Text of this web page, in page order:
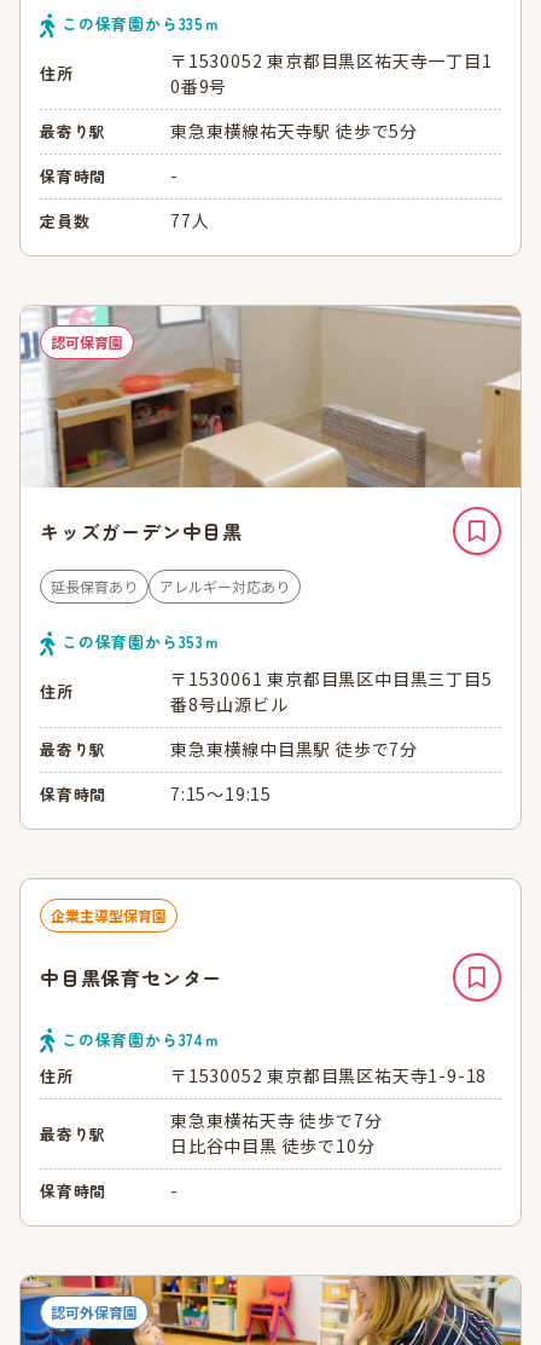
この保育園から335ｍ
住所
〒1530052 東京都目黒区祐天寺一丁目1
0番9号
最寄り駅 東急東横線祐天寺駅 徒歩で5分
保育時間 -
定員数 77人
認可保育園
キッズガーデン中目黒
延長保育あり アレルギー対応あり
この保育園から353ｍ
住所
〒1530061 東京都目黒区中目黒三丁目5
番8号山源ビル
最寄り駅 東急東横線中目黒駅 徒歩で7分
保育時間 7:15～19:15
企業主導型保育園
中目黒保育センター
この保育園から374 ｍ
住所
〒1530052 東京都目黒区祐天寺1-9-18
最寄り駅
東急東横祐天寺 徒歩で7分
日比谷中目黒 徒歩で10分
保育時間 -
認可外保育園